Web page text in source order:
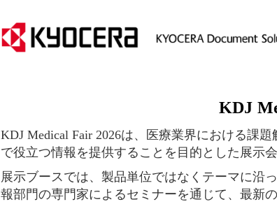
KDJ
KDJ Medical Fair 2026は、医療業界における課
で役立つ情報を提供することを目的とした展示会
展示ブースでは、製品単位ではなくテーマに沿
報部門の専門家によるセミナーを通じて、最新